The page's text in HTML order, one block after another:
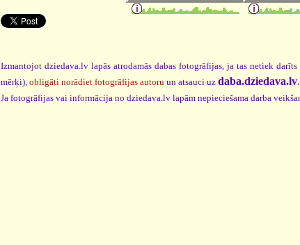
Izmantojot dziedava.lv lapās atrodamās dabas fotogrāfijas, ja tas netiek
mērķi), obligāti norādiet fotogrāfijas autoru un atsauci uz daba.dziedava.lv.
Ja fotogrāfijas vai informācija no dziedava.lv lapām nepieciešama darba